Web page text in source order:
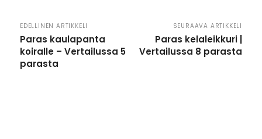
EDELLINEN ARTIKKELI
Paras kaulapanta
koiralle – Vertailussa 5
parasta
SEURAAVA ARTIKKELI
Paras kelaleikkuri |
Vertailussa 8 parasta